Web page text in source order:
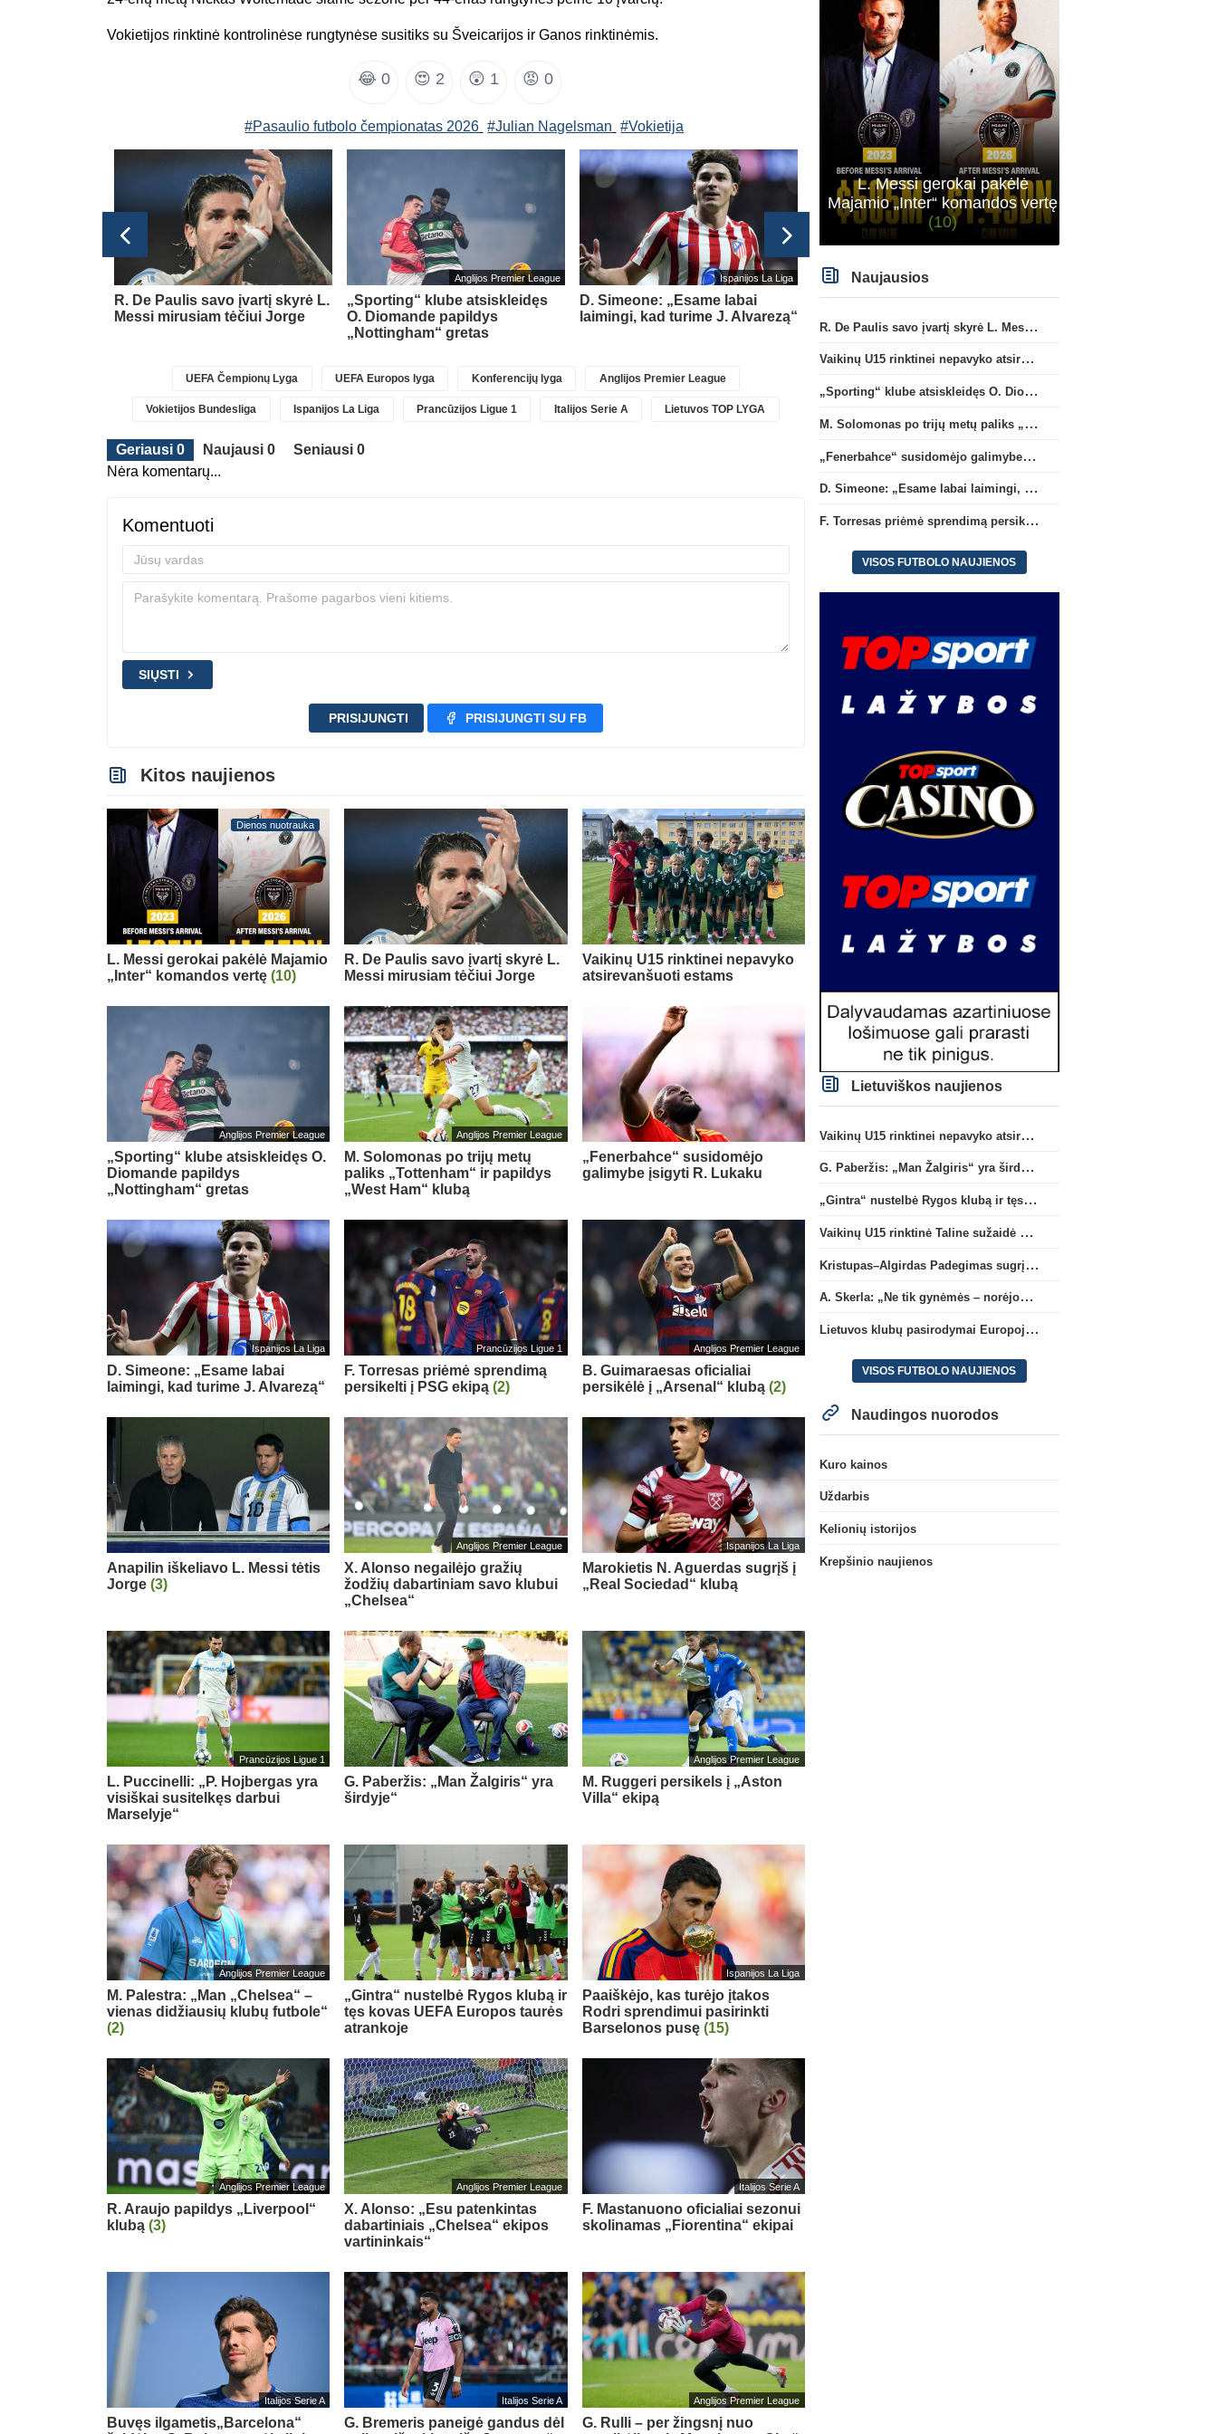
Vokietijos rinktinė kontrolinėse rungtynėse susitiks su Šveicarijos ir Ganos rinktinėmis.
😂 0 😍 2 😲 1 😡 0
#Pasaulio futbolo čempionatas 2026 #Julian Nagelsman #Vokietija
R. De Paulis savo įvartį skyrė L.
Messi mirusiam tėčiui Jorge
Anglijos Premier League
„Sporting“ klube atsiskleidęs
O. Diomande papildys
„Nottingham“ gretas
Ispanijos La Liga
D. Simeone: „Esame labai
laimingi, kad turime J. Alvarezą“
F. Torresas priėmė sprendimą
B. Guimaraesas oficialiai
UEFA Čempionų Lyga UEFA Europos lyga Konferencijų lyga Anglijos Premier League
Vokietijos Bundesliga Ispanijos La Liga Prancūzijos Ligue 1 Italijos Serie A Lietuvos TOP LYGA
Geriausi 0 Naujausi 0
Seniausi 0
Nėra komentarų...
Komentuoti
SIŲSTI
PRISIJUNGTI PRISIJUNGTI SU FB
Kitos naujienos
Dienos nuotrauka
L. Messi gerokai pakėlė Majamio
„Inter“ komandos vertę (10)
R. De Paulis savo įvartį skyrė L.
Messi mirusiam tėčiui Jorge
Vaikinų U15 rinktinei nepavyko
atsirevanšuoti estams
Anglijos Premier League
„Sporting“ klube atsiskleidęs O.
Diomande papildys
„Nottingham“ gretas
Anglijos Premier League
M. Solomonas po trijų metų
paliks „Tottenham“ ir papildys
„West Ham“ klubą
„Fenerbahce“ susidomėjo
galimybe įsigyti R. Lukaku
Ispanijos La Liga
D. Simeone: „Esame labai
laimingi, kad turime J. Alvarezą“
Prancūzijos Ligue 1
F. Torresas priėmė sprendimą
persikelti į PSG ekipą(2)
Anglijos Premier League
B. Guimaraesas oficialiai
persikėlė į „Arsenal“ klubą (2)
Anapilin iškeliavo L. Messi tėtis
Jorge (3)
Anglijos Premier League
X. Alonso negailėjo gražių
žodžių dabartiniam savo klubui
„Chelsea“
Ispanijos La Liga
Marokietis N. Aguerdas sugrįš į
„Real Sociedad“ klubą
Prancūzijos Ligue 1
L. Puccinelli: „P. Hojbergas yra
visiškai susitelkęs darbui
Marselyje“
G. Paberžis: „Man Žalgiris“ yra
širdyje“
Anglijos Premier League
M. Ruggeri persikels į „Aston
Villa“ ekipą
Anglijos Premier League
M. Palestra: „Man „Chelsea“ –
vienas didžiausių klubų futbole“
(2)
„Gintra“ nustelbė Rygos klubą ir
tęs kovas UEFA Europos taurės
atrankoje
Ispanijos La Liga
Paaiškėjo, kas turėjo įtakos
Rodri sprendimui pasirinkti
Barselonos pusę (15)
Anglijos Premier League
R. Araujo papildys „Liverpool“
klubą (3)
Anglijos Premier League
X. Alonso: „Esu patenkintas
dabartiniais „Chelsea“ ekipos
vartininkais“
Italijos Serie A
F. Mastanuono oficialiai sezonui
skolinamas „Fiorentina“ ekipai
Italijos Serie A
Buvęs ilgametis„Barcelona“
Italijos Serie A
G. Bremeris paneigė gandus dėl
Anglijos Premier League
G. Rulli – per žingsnį nuo
L. Messi gerokai pakėlė
Majamio „Inter“ komandos vertę
(10)
Naujausios
R. De Paulis savo įvartį skyrė L. Messi mirusiam tėčiui Jorge
Vaikinų U15 rinktinei nepavyko atsirevanšuoti estams
„Sporting“ klube atsiskleidęs O. Diomande papildys „Nottingham“ gretas
M. Solomonas po trijų metų paliks „Tottenham“ ir papildys „West Ham“ klubą
„Fenerbahce“ susidomėjo galimybe įsigyti R. Lukaku
D. Simeone: „Esame labai laimingi, kad turime J. Alvarezą“
F. Torresas priėmė sprendimą persikelti į PSG ekipą
VISOS FUTBOLO NAUJIENOS
Lietuviškos naujienos
Vaikinų U15 rinktinei nepavyko atsirevanšuoti estams
G. Paberžis: „Man Žalgiris“ yra širdyje“
„Gintra“ nustelbė Rygos klubą ir tęs kovas UEFA Europos taurės atrankoje
Vaikinų U15 rinktinė Taline sužaidė pirmąsias kontrolines rungtynes
Kristupas–Algirdas Padegimas sugrįžta į FC „Hegelmann” B sudėtį
A. Skerla: „Ne tik gynėmės – norėjome atakuoti“
Lietuvos klubų pasirodymai Europoje: patirti pralaimėjimai Kroatijos atstovams
VISOS FUTBOLO NAUJIENOS
Naudingos nuorodos
Kuro kainos
Uždarbis
Kelionių istorijos
Krepšinio naujienos